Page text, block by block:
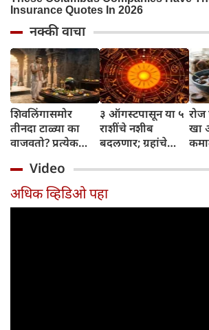
नक्की वाचा
शिवलिंगासमोर
तीनदा टाळ्या का
वाजवतो? प्रत्येक
जाणून घ्या
३ ऑगस्टपासून या ५
राशींचे नशीब
बदलणार; ग्रहांचे
संपतील आणि शुभ
दिवसांची सुरुवात
होईल
खा
Video
अधिक व्हिडिओ पहा